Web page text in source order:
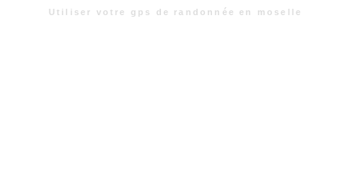
Utiliser votre gps de randonnée en moselle